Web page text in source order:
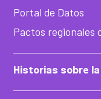
Portal de Datos
Pactos regionales
Historias sobre